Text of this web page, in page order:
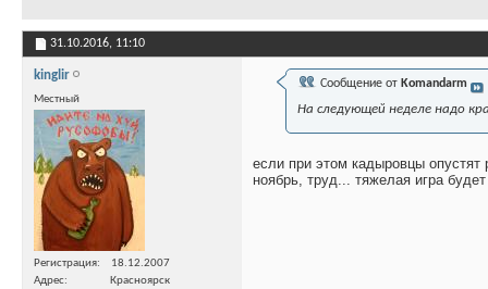
31.10.2016, 11:10
kinglir
Местный
Регистрация
18.12.2007
Адрес
Красноярск
Сообщение от Komandarm
На следующей неделе надо
если при этом кадыровцы опустят
ноябрь, труд... тяжелая игра